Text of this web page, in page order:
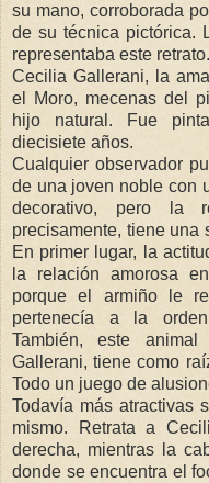
su mano, corroborada
de su técnica pictórica.
representaba este
Cecilia Gallerani, la
el Moro, mecenas del
hijo natural. Fue
diecisiete años.
Cualquier observador
de una joven noble con
decorativo, pero la
precisamente, tiene una
En primer lugar, la
la relación amorosa
porque el armiño le
pertenecía a la
También, este
Gallerani, tiene como
Todo un juego de
Todavía más atractivas
mismo. Retrata a
derecha, mientras la
donde se encuentra el